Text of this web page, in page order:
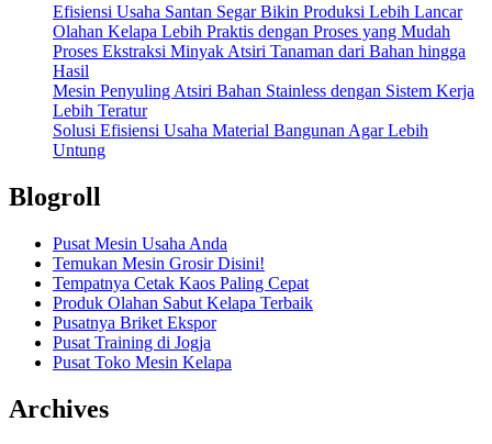
Efisiensi Usaha Santan Segar Bikin Produksi Lebih Lancar
Olahan Kelapa Lebih Praktis dengan Proses yang Mudah
Proses Ekstraksi Minyak Atsiri Tanaman dari Bahan hingga
Hasil
Mesin Penyuling Atsiri Bahan Stainless dengan Sistem Kerja
Lebih Teratur
Solusi Efisiensi Usaha Material Bangunan Agar Lebih
Untung
Blogroll
Pusat Mesin Usaha Anda
Temukan Mesin Grosir Disini!
Tempatnya Cetak Kaos Paling Cepat
Produk Olahan Sabut Kelapa Terbaik
Pusatnya Briket Ekspor
Pusat Training di Jogja
Pusat Toko Mesin Kelapa
Archives